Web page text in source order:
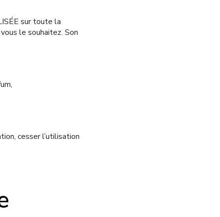
sur toute la
le souhaitez. Son
cesser l’utilisation